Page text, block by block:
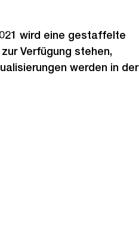
wird eine gestaffelte
Verfügung stehen,
werden in der